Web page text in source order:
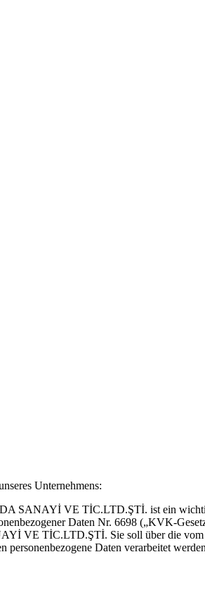
Unternehmens:
SANAYİ VE TİC.LTD.ŞTİ. ist ein
Daten Nr. 6698 („KVK-
TİC.LTD.ŞTİ. Sie soll über die vom
Daten verarbeitet